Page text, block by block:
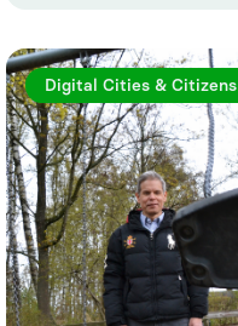
Digital Cities & Citizens